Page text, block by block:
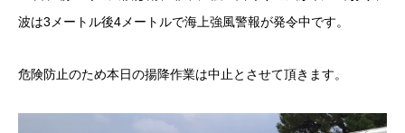
波は3メートル後4メートルで海上強風警報が発令中です。
危険防止のため本日の揚降作業は中止とさせて頂きます。